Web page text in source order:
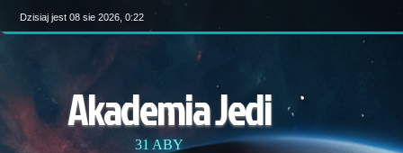
Dzisiaj jest 08 sie 2026, 0:22
Akademia Jedi
31 ABY